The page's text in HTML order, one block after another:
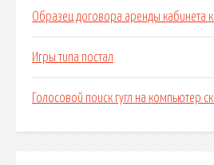
Образец договора аренды кабинета
Игры типа постал
Голосовой поиск гугл на компьютер